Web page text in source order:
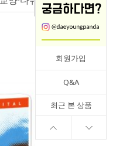
회원가입
Q&A
최근 본 상품